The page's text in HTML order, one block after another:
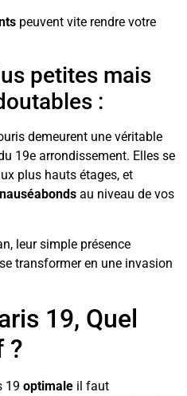
peuvent vite rendre votre
petites mais
:
demeurent une véritable
19e arrondissement. Elles se
plus hauts étages, et
nauséabonds au niveau de vos
leur simple présence
transformer en une invasion
19, Quel
?
19 optimale il faut